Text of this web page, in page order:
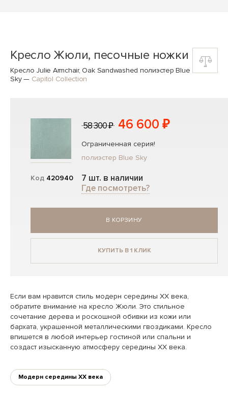
Кресло Жюли, песочные ножки
Кресло Julie Armchair, Oak Sandwashed полиэстер Blue
Sky— Capitol Collection
Код 420940
58 300 ₽ 46 600 ₽
Ограниченная серия!
полиэстер Blue Sky
7 шт. в наличии
Где посмотреть?
В КОРЗИНУ
КУПИТЬ В 1 КЛИК
Если вам нравится стиль модерн середины XX века,
обратите внимание на кресло Жюли. Это стильное
сочетание дерева и роскошной обивки из кожи или
бархата, украшенной металлическими гвоздиками. Кресло
впишется в любой интерьер гостиной или спальни и
создаст изысканную атмосферу середины ХХ века.
Модерн середины XX века